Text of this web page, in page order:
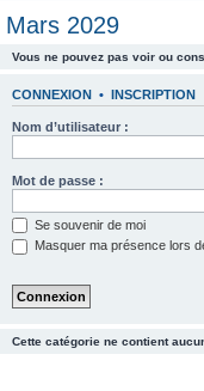
Mars 2029
Vous ne pouvez pas voir ou
CONNEXION • INSCRIPTION
Nom d’utilisateur :
Mot de passe :
Se souvenir de moi
Masquer ma présence lors
Cette catégorie ne contient